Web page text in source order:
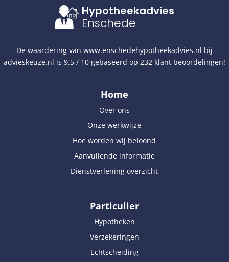
Hypotheekadvies
Enschede
De waardering van www.enschedehypotheekadvies.nl bij
advieskeuze.nl is 9.5 / 10 gebaseerd op 232 klant beoordelingen!
Home
Over ons
Onze werkwijze
Hoe worden wij beloond
Aanvullende informatie
Dienstverlening overzicht
Particulier
Hypotheken
Verzekeringen
Echtscheiding